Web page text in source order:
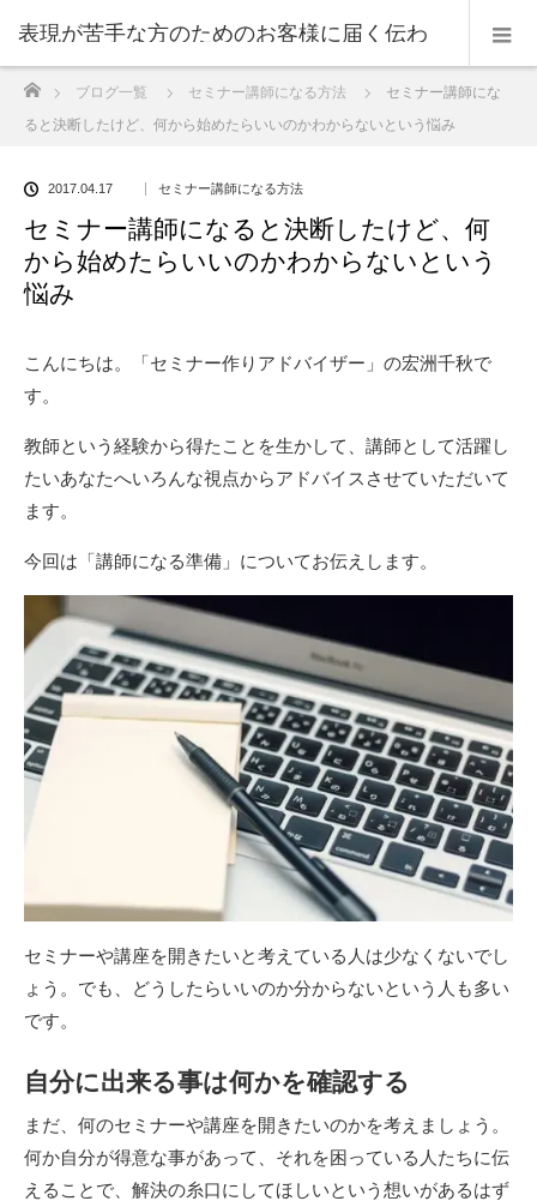
表現が苦手な方のためのお客様に届く伝わ
る表現のコツ
ブログ一覧 セミナー講師になる方法
セミナー講師にな
ると決断したけど、何から始めたらいいのかわからないという悩み
2017.04.17 セミナー講師になる方法
セミナー講師になると決断したけど、何
から始めたらいいのかわからないという
悩み
こんにちは。「セミナー作りアドバイザー」の宏洲千秋で
す。
教師という経験から得たことを生かして、講師として活躍し
たいあなたへいろんな視点からアドバイスさせていただいて
ます。
今回は「講師になる準備」についてお伝えします。
セミナーや講座を開きたいと考えている人は少なくないでし
ょう。でも、どうしたらいいのか分からないという人も多い
です。
自分に出来る事は何かを確認する
まだ、何のセミナーや講座を開きたいのかを考えましょう。
何か自分が得意な事があって、それを困っている人たちに伝
えることで、解決の糸口にしてほしいという想いがあるはず